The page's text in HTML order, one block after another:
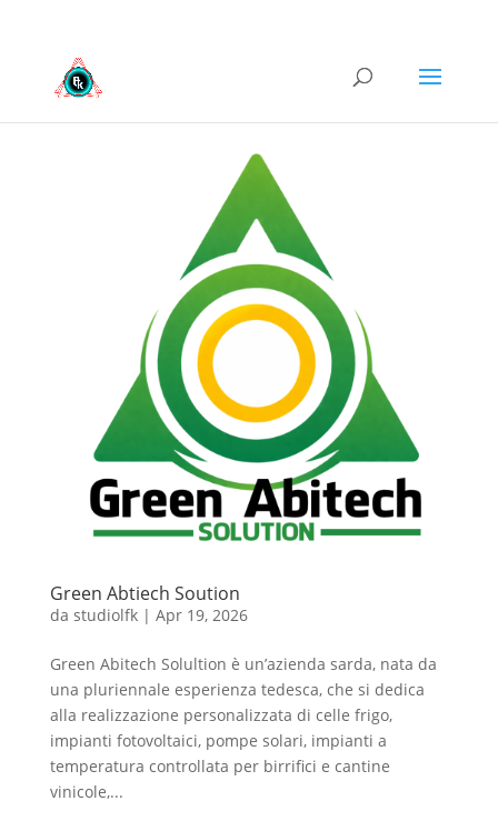
Green Abtiech Soution
da studiolfk| Apr 19, 2026
Green Abitech Solultion è un’azienda sarda, nata da
una pluriennale esperienza tedesca, che si dedica
alla realizzazione personalizzata di celle frigo,
impianti fotovoltaici, pompe solari, impianti a
temperatura controllata per birrifici e cantine
vinicole,...